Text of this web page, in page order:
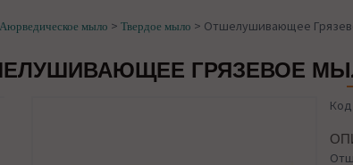
Аюрведическое мыло > Твердое мыло > Отшелушивающее
ГРЯЗЕВОЕ МЫЛО
Код